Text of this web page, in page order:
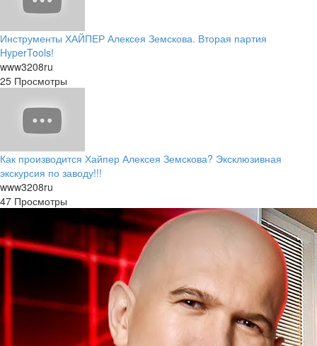
Инструменты ХАЙПЕР Алексея Земскова. Вторая партия
HyperTools!
www3208ru
25 Просмотры
Как производится Хайпер Алексея Земскова? Эксклюзивная
экскурсия по заводу!!!
www3208ru
47 Просмотры